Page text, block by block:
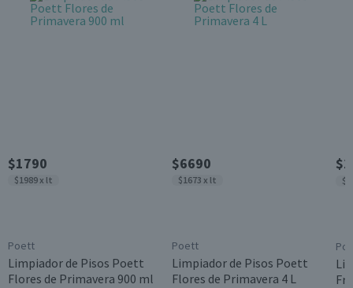
$1790
$1989 x lt
Poett
Limpiador de Pisos Poett
Flores de Primavera 900 ml
$6690
$1673 x lt
Poett
Limpiador de Pisos Poett
Flores de Primavera 4 L